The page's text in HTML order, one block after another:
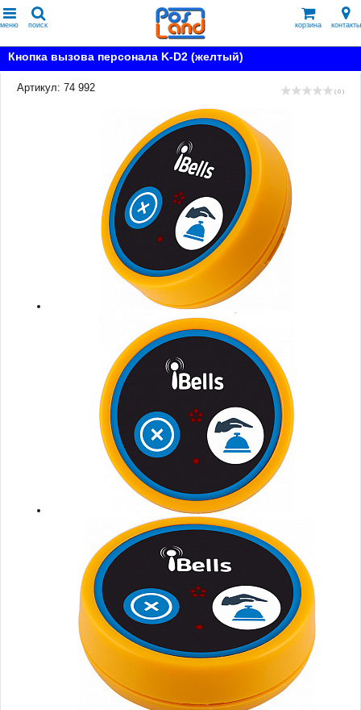
меню поиск корзина контакты
Кнопка вызова персонала K-D2 (желтый)
Артикул: 74 992 ( 0 )